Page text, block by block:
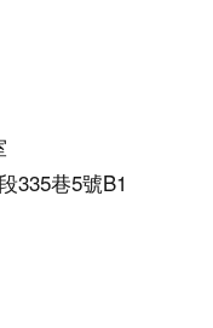
335巷5號B1